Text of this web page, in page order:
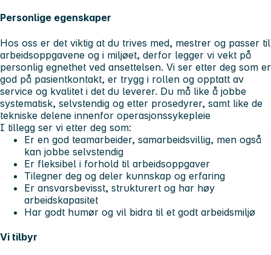
Personlige egenskaper
Hos oss er det viktig at du trives med, mestrer og passer til
arbeidsoppgavene og i miljøet, derfor legger vi vekt på
personlig egnethet ved ansettelsen. Vi ser etter deg som er
god på pasientkontakt, er trygg i rollen og opptatt av
service og kvalitet i det du leverer. Du må like å jobbe
systematisk, selvstendig og etter prosedyrer, samt like de
tekniske delene innenfor operasjonssykepleie
I tillegg ser vi etter deg som:
Er en god teamarbeider, samarbeidsvillig, men også
kan jobbe selvstendig
Er fleksibel i forhold til arbeidsoppgaver
Tilegner deg og deler kunnskap og erfaring
Er ansvarsbevisst, strukturert og har høy
arbeidskapasitet
Har godt humør og vil bidra til et godt arbeidsmiljø
Vi tilbyr